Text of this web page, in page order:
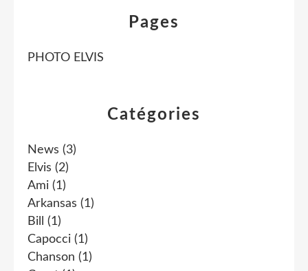
Catégories
News (3)
Elvis (2)
Ami (1)
Arkansas (1)
Bill
(1)
Capocci (1)
Chanson (1)
Pages
PHOTO ELVIS